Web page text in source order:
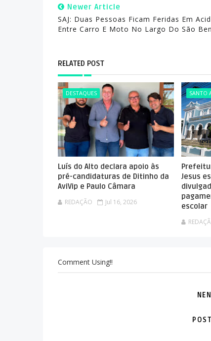
Newer Article
SAJ: Duas Pessoas Ficam Feridas Em
Entre Carro E Moto No Largo Do São
RELATED POST
DESTAQUES
Luís do Alto declara apoio às
pré-candidaturas de Ditinho da
AviVip e Paulo Câmara
REDAÇÃO Jul 16, 2026
SANTO
Jesus
escolar
Comment Using!!